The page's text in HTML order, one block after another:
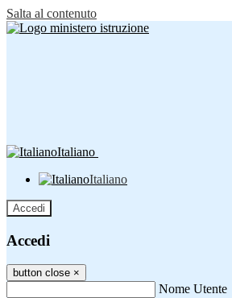
Salta al contenuto
Italiano
Italiano
Accedi
Accedi
button close ×
Nome Utente